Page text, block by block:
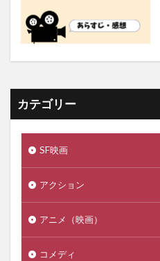
カテゴリー
SF映画
アクション
アニメ（映画）
コメディ